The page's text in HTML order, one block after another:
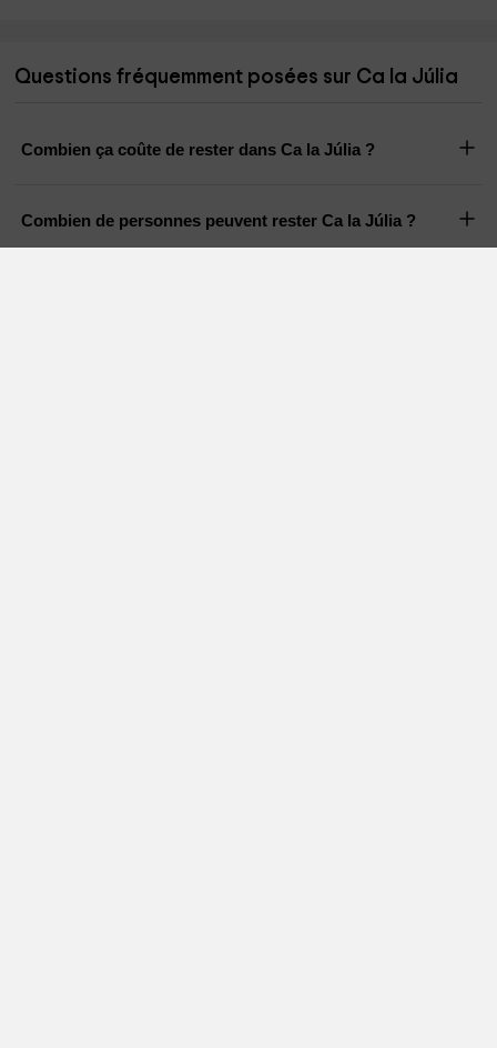
Questions fréquemment posées sur Ca la Júlia
Combien ça coûte de rester dans Ca la Júlia ?
Combien de personnes peuvent rester Ca la Júlia ?